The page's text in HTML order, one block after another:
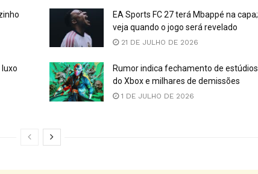
EA Sports FC 27 terá Mbappé na capa;
veja quando o jogo será revelado
21 DE JULHO DE 2026
luxo
Rumor indica fechamento de estúdios
do Xbox e milhares de demissões
1 DE JULHO DE 2026